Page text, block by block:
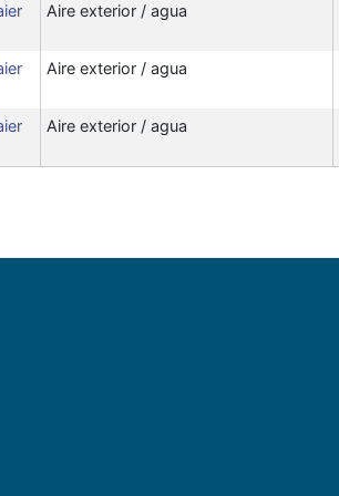
Aire exterior / agua
Aire exterior / agua
Aire exterior / agua